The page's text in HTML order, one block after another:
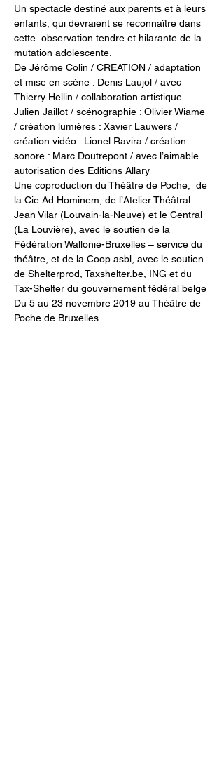
Un spectacle destiné aux parents et à leurs
enfants, qui devraient se reconnaître dans
cette  observation tendre et hilarante de la
mutation adolescente.
De Jérôme Colin / CREATION / adaptation
et mise en scène : Denis Laujol / avec
Thierry Hellin / collaboration artistique
Julien Jaillot / scénographie : Olivier Wiame
/ création lumières : Xavier Lauwers /
création vidéo : Lionel Ravira / création
sonore : Marc Doutrepont / avec l’aimable
autorisation des Editions Allary
Une coproduction du Théâtre de Poche,  de
la Cie Ad Hominem, de l’Atelier Théâtral
Jean Vilar (Louvain-la-Neuve) et le Central
(La Louvière), avec le soutien de la
Fédération Wallonie-Bruxelles – service du
théâtre, et de la Coop asbl, avec le soutien
de Shelterprod, Taxshelter.be, ING et du
Tax-Shelter du gouvernement fédéral belge
Du 5 au 23 novembre 2019 au Théâtre de
Poche de Bruxelles